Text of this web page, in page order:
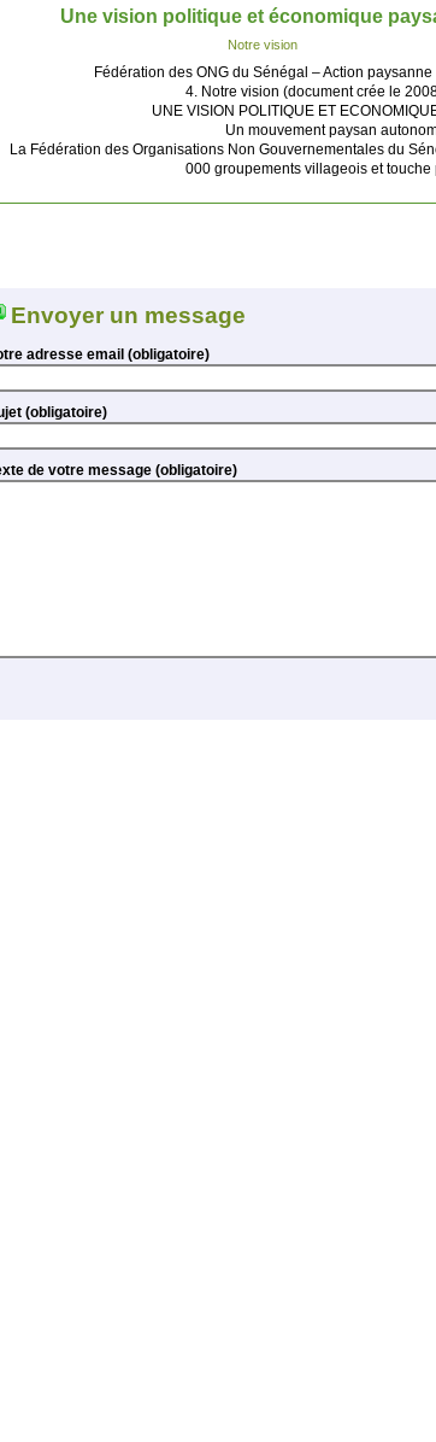
Une vision politique et économique
Notre vision
Fédération des ONG du Sénégal – Action paysanne
4. Notre vision (document crée le
UNE VISION POLITIQUE ET
Un mouvement paysan
La Fédération des Organisations Non Gouvernementales du
000 groupements villageois et touche
Envoyer un message
Votre adresse email (obligatoire)
Sujet (obligatoire)
Texte de votre message (obligatoire)